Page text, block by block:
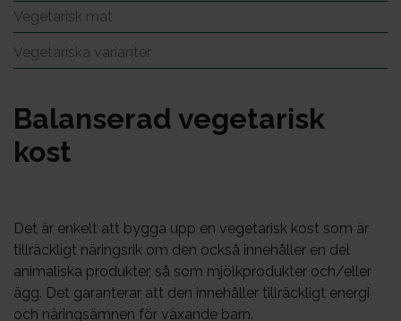
Vegetarisk mat
Vegetariska varianter
Ba­lan­se­rad ve­ge­ta­risk
kost
Det är enkelt att bygga upp en vegetarisk kost som är
tillräckligt näringsrik om den också innehåller en del
animaliska produkter, så som mjölkprodukter och/eller
ägg. Det garanterar att den innehåller tillräckligt energi
och näringsämnen för växande barn.